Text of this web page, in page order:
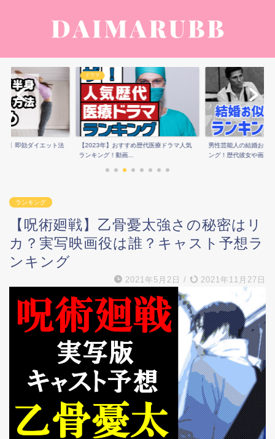
せ】即効ダイエット法
ドラマ
【2023年】おすすめ歴代医療ドラマ人気
ランキング！動画...
男性芸能人の結婚お似
ング！歴代彼女や画...
ランキング
【呪術廻戦】乙骨憂太強さの秘密はリ
カ？実写映画役は誰？キャスト予想ラ
ンキング
2021年5月2日 / 2021年11月27日